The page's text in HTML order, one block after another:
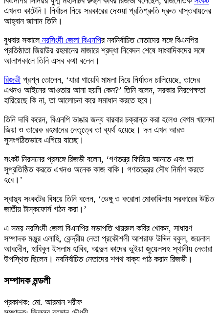
এখনও কাটেনি। নির্বাচন নিয়ে সরকারের দেওয়া প্রতিশ্রুতি দ্রুত বাস্তবায়নের
আহ্বান জানান তিনি।
বুধবার সকালেনরসিংদী জেলা বিএনপির নবনির্বাচিত নেতাদের সঙ্গে বিএনপির
প্রতিষ্ঠাতা জিয়াউর রহমানের মাজারে শ্রদ্ধা নিবেদন শেষে সাংবাদিকদের সঙ্গে
আলাপকালে তিনি এসব কথা বলেন।
রিজভীপ্রশ্ন তোলেন, ‘যারা গায়েবি মামলা দিয়ে নির্যাতন চালিয়েছে, তাদের
এখনও আইনের আওতায় আনা হয়নি কেন?’ তিনি বলেন, সরকার নিরপেক্ষতা
হারিয়েছে কি না, তা আলোচনা করে সমাধান করতে হবে।
তিনি দাবি করেন, বিএনপি ভাঙার জন্য বারবার চক্রান্ত করা হলেও বেগম খালেদা
জিয়া ও তারেক রহমানের নেতৃত্বে তা ব্যর্থ হয়েছে। দল এখন আরও
সুসংগঠিতভাবে এগিয়ে যাচ্ছে।
সংকট নিরসনের প্রসঙ্গে রিজভী বলেন, ‘গণতন্ত্র ফিরিয়ে আনতে এবং তা
সুপ্রতিষ্ঠিত করতে এখনও অনেক কাজ বাকি। গণতন্ত্রের সৌধ নির্মাণ করতে
হবে।’
স্বাস্থ্য সংকটের বিষয়ে তিনি বলেন, ‘ডেঙ্গু ও করোনা মোকাবিলায় সরকারের উচিত
জাতীয় টাস্কফোর্স গঠন করা।’
এ সময় নরসিংদী জেলা বিএনপির সভাপতি খায়রুল কবির খোকন, সাধারণ
সম্পাদক মঞ্জুর এলাহি, কেন্দ্রীয় নেতা প্রকৌশলী আশরাফ উদ্দিন বকুল, জয়নাল
আবদেীন, হাবিবুল ইসলাম হাবিব, আব্দুল কাদের ভুইয়া জুয়েলসহ স্থানীয় নেতারা
উপস্থিত ছিলেন। নবনির্বাচিত নেতাদের শপথ বাক্য পাঠ করান রিজভী।
সম্পাদক মন্ডলী
প্রকাশক: মো. আরমান শরীফ